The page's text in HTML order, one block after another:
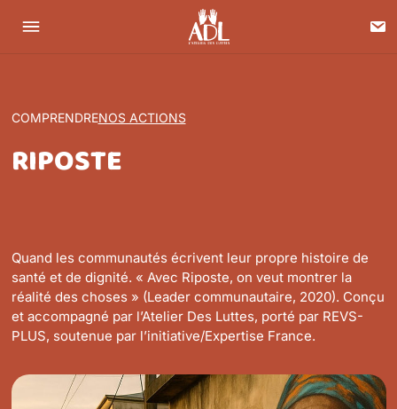
Menu
COMPRENDRENOS ACTIONS
RIPOSTE
Quand les communautés écrivent leur propre histoire de
santé et de dignité. « Avec Riposte, on veut montrer la
réalité des choses » (Leader communautaire, 2020). Conçu
et accompagné par l’Atelier Des Luttes, porté par REVS-
PLUS, soutenue par l’initiative/Expertise France.